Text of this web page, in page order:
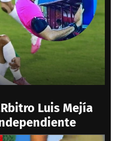
Luis Mejía